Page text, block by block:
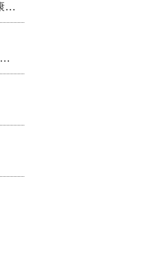
苗栗農村綠色照顧成果登上全國舞台！ 後龍水尾、埔頂社區前進2026高齡健康產業博覽會
把握國際交流契機 苗栗縣政府搭建海外合作橋梁 為在地產業爭取更多國際市場機會